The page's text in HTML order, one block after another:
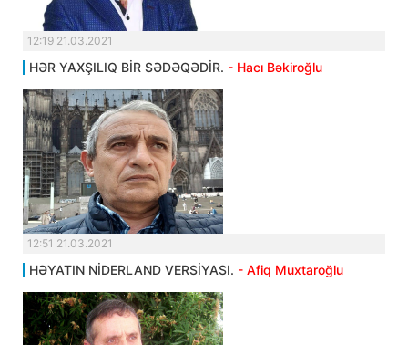
12:19 21.03.2021
HƏR YAXŞILIQ BİR SƏDƏQƏDİR. - Hacı Bəkiroğlu
12:51 21.03.2021
HƏYATIN NİDERLAND VERSİYASI. - Afiq Muxtaroğlu